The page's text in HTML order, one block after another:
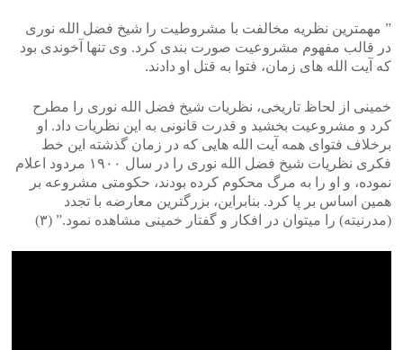
” مهمترین نظریه مخالفت با مشروطیت را شیخ فضل الله نوری
در قالب مفهوم مشروعیت صورت بندی کرد. وی تنها آخوندی بود
که آیت الله های زمان، فتوا به قتل او دادند.
خمینی از لحاظ تاریخی، نظریات شیخ فضل الله نوری را مطرح
کرد و مشروعیت بخشید و قدرت قانونی به این نظریات داد. او
برخلاف فتوای همه آیت الله هایی که در زمان گذشته این خط
فکری نظریات شیخ فضل الله نوری را در سال ۱۹۰۰ مردود اعلام
نموده، و او را به مرگ محکوم کرده بودند، حکومتی مشروعه بر
همین اساس بر پا کرد. بنابراین، بزرگترین معارضه با تجدد
(مدرنیته) را میتوان در افکار و گفتار خمینی مشاهده نمود.” (۳)